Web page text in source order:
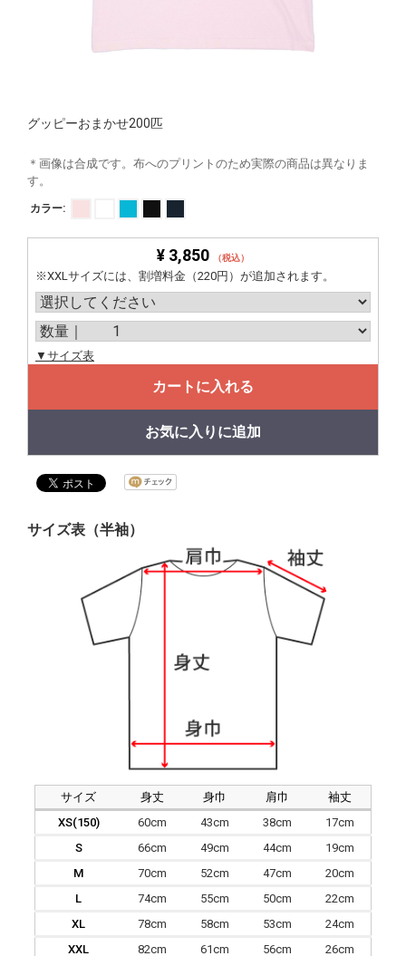
グッピーおまかせ200匹
＊画像は合成です。布へのプリントのため実際の商品は異なりま
す。
カラー:
¥ 3,850 （税込）
※XXLサイズには、割増料金（220円）が追加されます。
▼サイズ表
カートに入れる
お気に入りに追加
サイズ表（半袖）
サイズ 身丈 身巾 肩巾
袖丈
XS(150)
60cm 43cm 38cm
17cm
S
66cm 49cm 44cm
19cm
M
70cm 52cm 47cm
20cm
L
74cm 55cm 50cm
22cm
XL
78cm 58cm 53cm
24cm
XXL
82cm 61cm 56cm 26cm